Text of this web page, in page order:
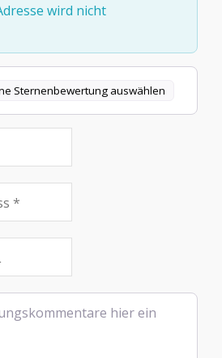
wird nicht
Sternenbewertung auswählen